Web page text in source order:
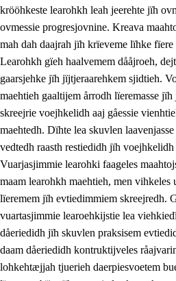
krööhkeste learohkh leah jeerehte jïh
ovmessie progresjovnine. Kreava
mah dah daajrah jïh krïeveme lïhke fïere
Learohkh gïeh haalvemem dååjroeh,
gaarsjehke jïh jïjtjeraarehkem sjidtieh.
maehtieh gaaltijem årrodh lïeremasse
skreejrie voejhkelidh aaj gåessie
maehtedh. Dïhte lea skuvlen
vedtedh raasth restiedidh jïh
Vuarjasjimmie learohki faageles
maam learohkh maehtieh, men vihkeles
lïeremem jïh evtiedimmiem skreejredh.
vuartasjimmie learoehkijstie lea
dåeriedidh jïh skuvlen praksisem
daam dåeriedidh kontruktijveles
lohkehtæjjah tjuerieh daerpiesvoetem